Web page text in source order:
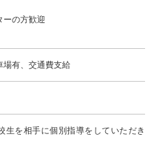
ーの方歓迎
場有、交通費支給
生を相手に個別指導をしていただき